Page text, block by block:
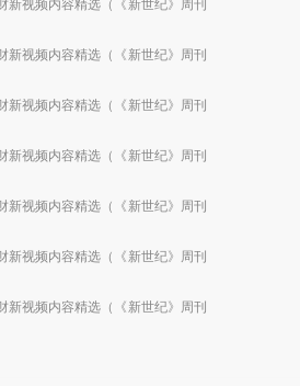
新视频内容精选（《新世纪》周刊
新视频内容精选（《新世纪》周刊
新视频内容精选（《新世纪》周刊
新视频内容精选（《新世纪》周刊
新视频内容精选（《新世纪》周刊
新视频内容精选（《新世纪》周刊
新视频内容精选（《新世纪》周刊